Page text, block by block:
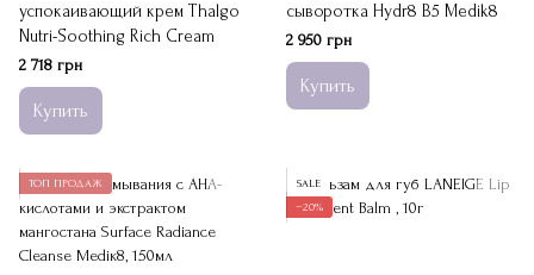
успокаивающий крем Thalgo
Nutri-Soothing Rich Cream
2 718 грн
Купить
сыворотка Hydr8 B5 Medik8
2 950 грн
Купить
ТОП ПРОДАЖ
SALE
−20%